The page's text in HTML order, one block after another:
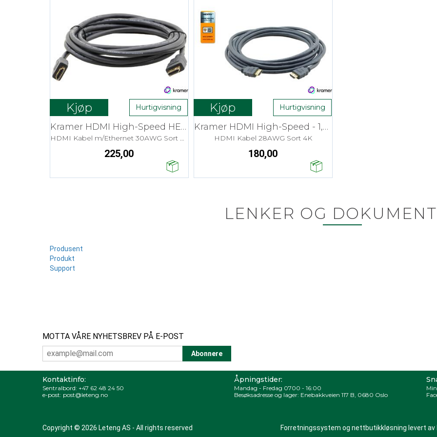
Kjøp Hurtigvisning
Kramer HDMI High-Speed HEC - 1,8 m Flex
HDMI Kabel m/Ethernet 30AWG Sort 4K
225,00
Kjøp Hurtigvisning
Kramer HDMI High-Speed - 1,8 m
HDMI Kabel 28AWG Sort 4K
180,00
LENKER OG
Produsent
Produkt
Support
MOTTA VÅRE NYHETSBREV PÅ E-POST
Kontaktinfo:
Sentralbord: +47 62 48 24 50
e-post: post@leteng.no
Åpningstider:
Mandag - Fredag 0700 - 16:00
Besøksadresse og lager: Enebakkveien 117 B, 0680 Oslo
Copyright © 2026 Leteng AS - All rights reserved Forretningssystem og nettbutikkløsning levert av